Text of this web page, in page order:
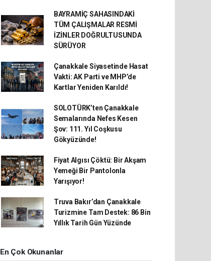
BAYRAMİÇ SAHASINDAKİ
TÜM ÇALIŞMALAR RESMİ
İZİNLER DOĞRULTUSUNDA
SÜRÜYOR
Çanakkale Siyasetinde Hasat
Vakti: AK Parti ve MHP’de
Kartlar Yeniden Karıldı!
SOLOTÜRK’ten Çanakkale
Semalarında Nefes Kesen
Şov: 111. Yıl Coşkusu
Gökyüzünde!
Fiyat Algısı Çöktü: Bir Akşam
Yemeği Bir Pantolonla
Yarışıyor!
Truva Bakır’dan Çanakkale
Turizmine Tam Destek: 86 Bin
Yıllık Tarih Gün Yüzünde
En Çok Okunanlar